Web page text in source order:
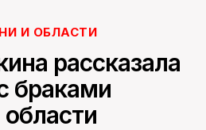
И ОБЛАСТИ
рассказала
браками
области